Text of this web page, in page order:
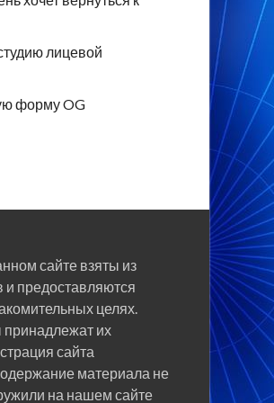
лицевой
форму OG
сайте взяты из
и предоставляются
целях.
их
сайта
материала не
на нашем сайте